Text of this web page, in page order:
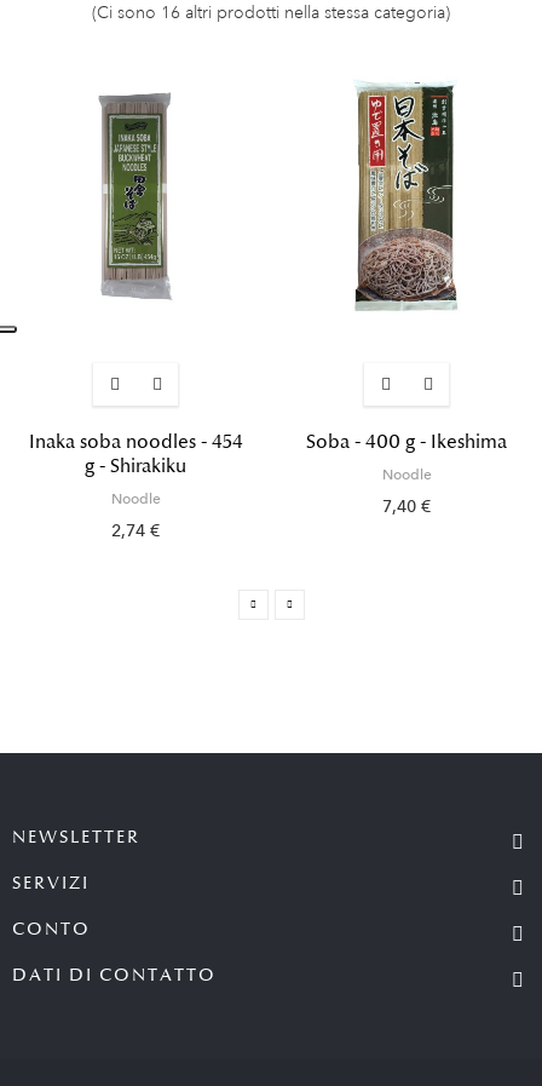
(Ci sono 16 altri prodotti nella stessa categoria)
Inaka soba noodles - 454
g - Shirakiku
Noodle
2,74 €
Soba - 400 g - Ikeshima
Noodle
7,40 €
NEWSLETTER
SERVIZI
CONTO
DATI DI CONTATTO